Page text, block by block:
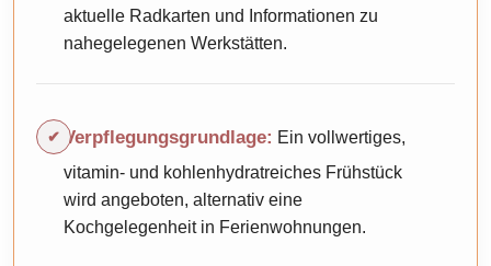
aktuelle Radkarten und Informationen zu
nahegelegenen Werkstätten.
Verpflegungsgrundlage: Ein vollwertiges,
vitamin- und kohlenhydratreiches Frühstück
wird angeboten, alternativ eine
Kochgelegenheit in Ferienwohnungen.